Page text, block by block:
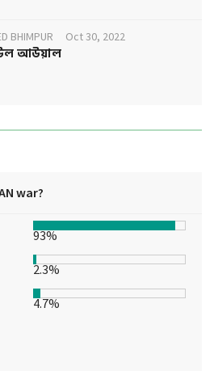
BHIMPUR Oct 30, 2022
আউয়াল
war?
93%
2.3%
4.7%